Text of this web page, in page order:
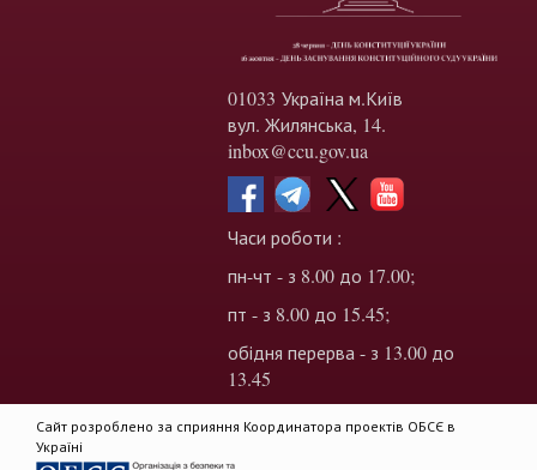
01033 Україна м.Київ
вул. Жилянська, 14.
inbox@ccu.gov.ua
Часи роботи :
пн-чт - з 8.00 до 17.00;
пт - з 8.00 до 15.45;
обідня перерва - з 13.00 до
13.45
Сайт розроблено за сприяння Координатора проектів ОБСЄ в
Україні